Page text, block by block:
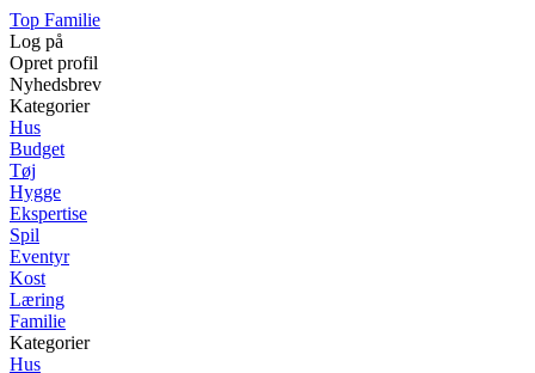
Top Familie
Log på
Opret profil
Nyhedsbrev
Kategorier
Hus
Budget
Tøj
Hygge
Ekspertise
Spil
Eventyr
Kost
Læring
Familie
Kategorier
Hus